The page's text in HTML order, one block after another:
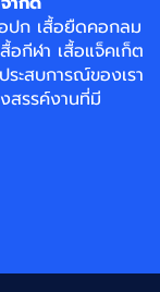
ปก เสื้อยืดคอกลม
สื้อกีฬา เสื้อแจ็คเก็ต
ะสบการณ์ของเรา
สรรค์งานที่มี